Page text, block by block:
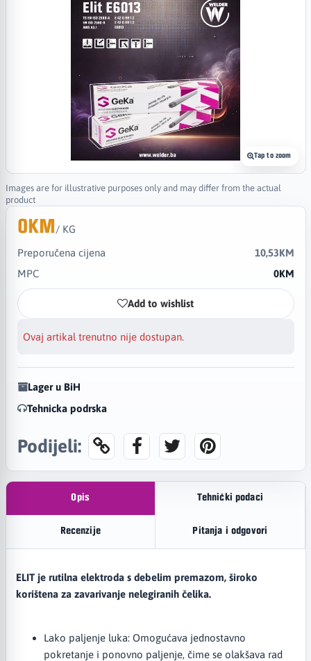
Tap to zoom
Images are for illustrative purposes only and may differ from the actual
product
0KM/ KG
Preporučena cijena
10,53KM
MPC
0KM
Add to wishlist
Ovaj artikal trenutno nije dostupan.
Lager u BiH
Tehnicka podrska
Podijeli:
Opis Tehnički podaci
Recenzije Pitanja i odgovori
ELIT je rutilna elektroda s debelim premazom, široko
korištena za zavarivanje nelegiranih čelika.​
Lako paljenje luka: Omogućava jednostavno
pokretanje i ponovno paljenje, čime se olakšava rad